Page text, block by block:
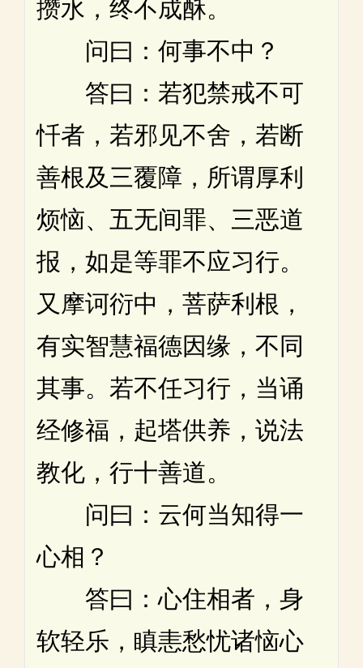
攒水，终不成酥。
问曰：何事不中？
答曰：若犯禁戒不可
忏者，若邪见不舍，若断
善根及三覆障，所谓厚利
烦恼、五无间罪、三恶道
报，如是等罪不应习行。
又摩诃衍中，菩萨利根，
有实智慧福德因缘，不同
其事。若不任习行，当诵
经修福，起塔供养，说法
教化，行十善道。
问曰：云何当知得一
心相？
答曰：心住相者，身
软轻乐，瞋恚愁忧诸恼心